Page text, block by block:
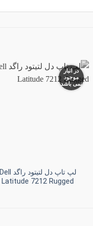
در انبار
موجود
نمی باشد
لپ تاپ دل لتیتود راگد Dell
Latitude 7212 Rugged